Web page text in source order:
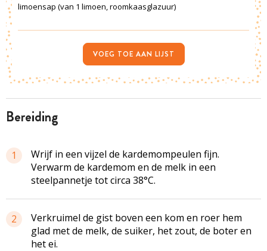
bereiding
1 Wrijf in een vijzel de kardemompeulen fijn.
Verwarm de kardemom en de melk in een
steelpannetje tot circa 38°C.
2
Verkruimel de gist boven een kom en roer hem
glad met de melk, de suiker, het zout, de boter en
het ei.
limoensap (van 1 limoen, roomkaasglazuur)
VOEG TOE AAN LIJST